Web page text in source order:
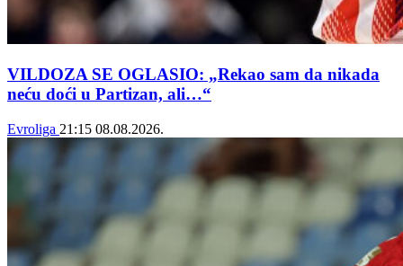
VILDOZA SE OGLASIO: „Rekao sam da nikada
neću doći u Partizan, ali…“
Evroliga 21:15 08.08.2026.